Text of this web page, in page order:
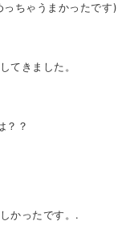
っちゃうまかったです)
てきました。
？？
かったです。 .